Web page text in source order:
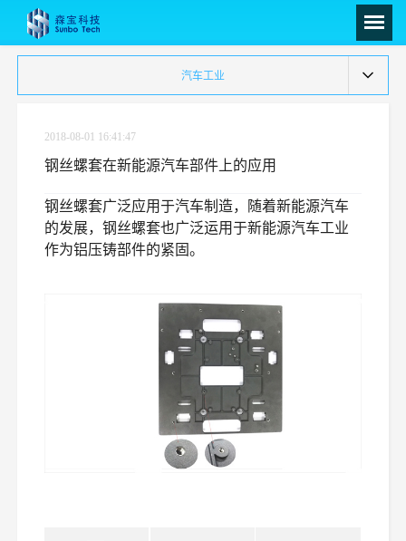
汽车工业
2018-08-01 16:41:47
钢丝螺套在新能源汽车部件上的应用
钢丝螺套广泛应用于汽车制造，随着新能源汽车
的发展，钢丝螺套也广泛运用于新能源汽车工业
作为铝压铸部件的紧固。